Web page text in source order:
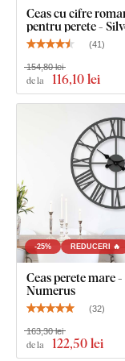
zile
Produsul este tăiat cu
placă din fibre de
prin presarea
Materialul estesolid
suprafață netedă.
fine și subțiri.
Ceas cu cifre
pentru perete -
(41 )
de la 116,10 lei
154,80 lei
-25% REDUCERI 🔥
Ceas perete mare -
Numerus
(32)
de la 122,50 lei
163,30 lei